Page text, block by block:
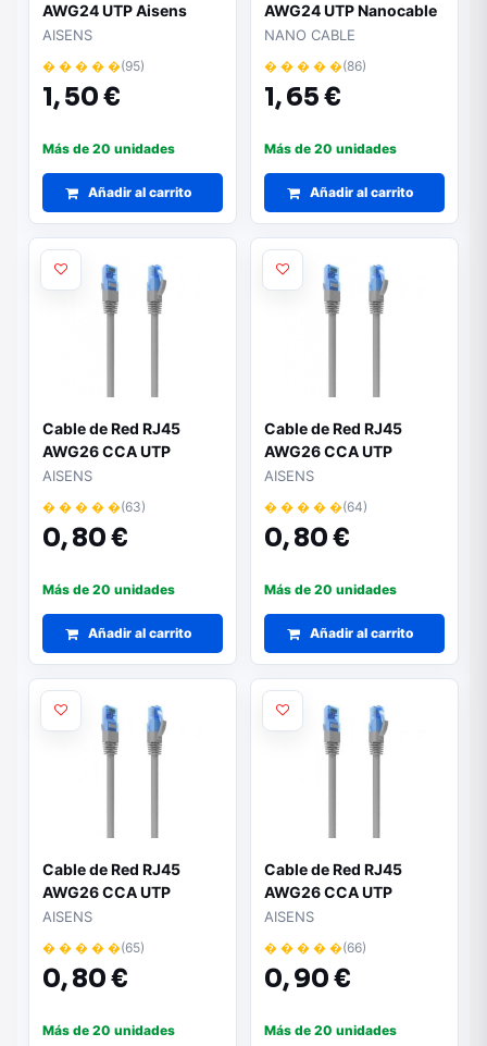
AWG24 UTP Aisens
A145-0594 Cat.6A/
LSZH/ 1m/ Blanco
AISENS
� � � � �(95)
1,50 €
Más de 20 unidades
Añadir al carrito
AWG24 UTP Nanocable
10.20.0401-Y Cat.6/
1m/ Amarillo
NANO CABLE
� � � � �(86)
1,65 €
Más de 20 unidades
Añadir al carrito
Cable de Red RJ45
AWG26 CCA UTP
Aisens A135-0771
Cat.6/ 25cm/ Gris
AISENS
� � � � �(63)
0,80 €
Más de 20 unidades
Añadir al carrito
Cable de Red RJ45
AWG26 CCA UTP
Aisens A135-0772
Cat.6/ 30cm/ Gris
AISENS
� � � � �(64)
0,80 €
Más de 20 unidades
Añadir al carrito
Cable de Red RJ45
AWG26 CCA UTP
Aisens A135-0773
Cat.6/ 50cm/ Gris
AISENS
� � � � �(65)
0,80 €
Más de 20 unidades
Cable de Red RJ45
AWG26 CCA UTP
Aisens A135-0774
Cat.6/ 75cm/ Gris
AISENS
� � � � �(66)
0,90 €
Más de 20 unidades